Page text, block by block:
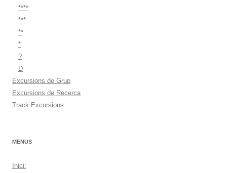
****
***
**
*
?
D
Excursions de Grup
Excursions de Recerca
Track Excursions
MENUS
Inici: